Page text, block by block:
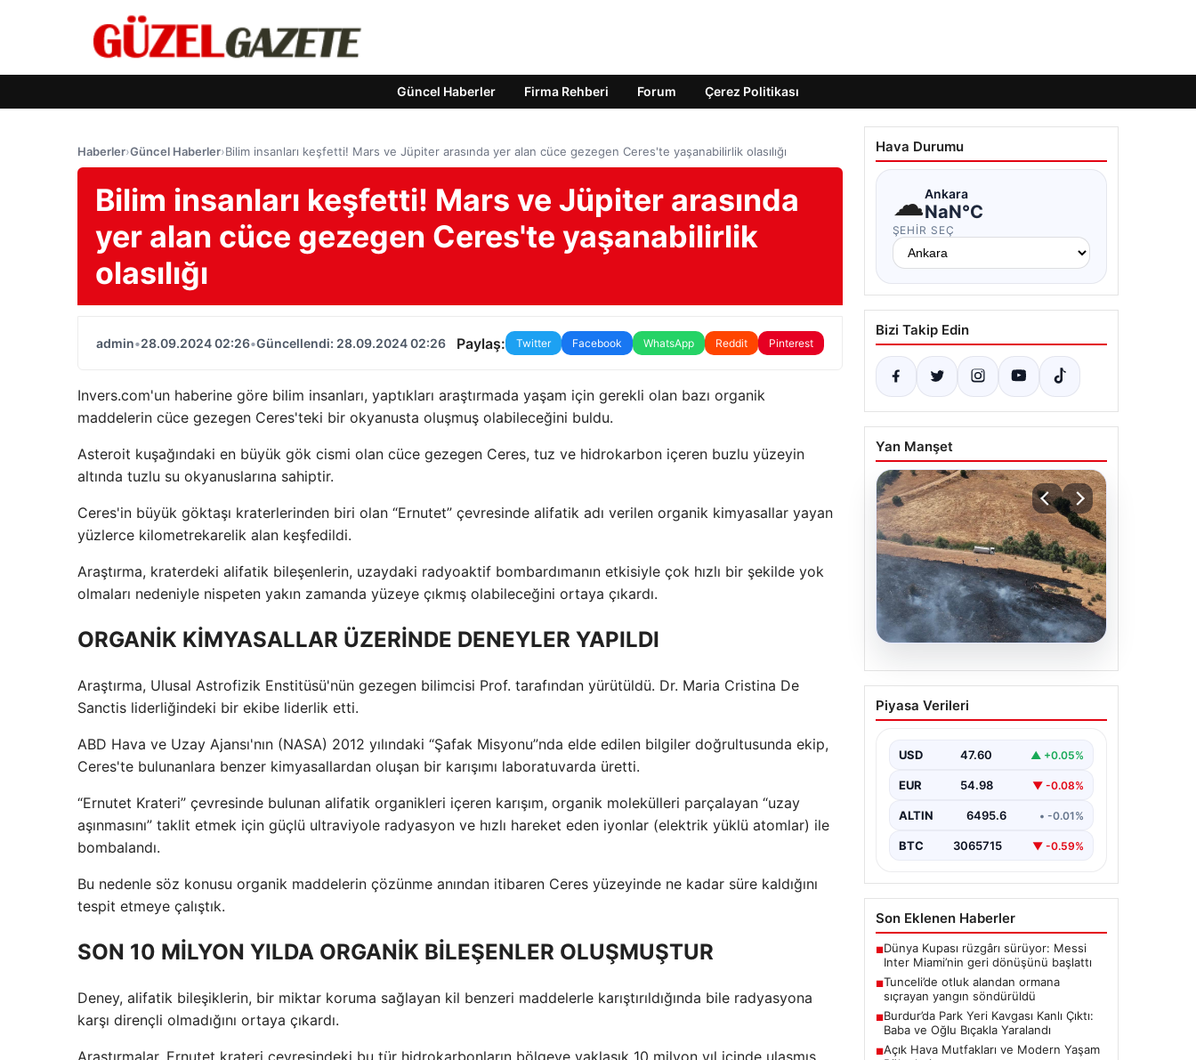
Güncel Haberler Firma Rehberi Forum Çerez Politikası
Haberler›Güncel Haberler›Bilim insanları keşfetti! Mars ve Jüpiter arasında yer alan cüce gezegen Ceres'te yaşanabilirlik olasılığı
Bilim insanları keşfetti! Mars ve Jüpiter arasında
yer alan cüce gezegen Ceres'te yaşanabilirlik
olasılığı
admin•28.09.2024 02:26•Güncellendi: 28.09.2024 02:26 Paylaş: Twitter Facebook WhatsApp Reddit Pinterest
Invers.com'un haberine göre bilim insanları, yaptıkları araştırmada yaşam için gerekli olan bazı organik
maddelerin cüce gezegen Ceres'teki bir okyanusta oluşmuş olabileceğini buldu.
Asteroit kuşağındaki en büyük gök cismi olan cüce gezegen Ceres, tuz ve hidrokarbon içeren buzlu yüzeyin
altında tuzlu su okyanuslarına sahiptir.
Ceres'in büyük göktaşı kraterlerinden biri olan “Ernutet” çevresinde alifatik adı verilen organik kimyasallar yayan
yüzlerce kilometrekarelik alan keşfedildi.
Araştırma, kraterdeki alifatik bileşenlerin, uzaydaki radyoaktif bombardımanın etkisiyle çok hızlı bir şekilde yok
olmaları nedeniyle nispeten yakın zamanda yüzeye çıkmış olabileceğini ortaya çıkardı.
ORGANİK KİMYASALLAR ÜZERİNDE DENEYLER YAPILDI
Araştırma, Ulusal Astrofizik Enstitüsü'nün gezegen bilimcisi Prof. tarafından yürütüldü. Dr. Maria Cristina De
Sanctis liderliğindeki bir ekibe liderlik etti.
ABD Hava ve Uzay Ajansı'nın (NASA) 2012 yılındaki “Şafak Misyonu”nda elde edilen bilgiler doğrultusunda ekip,
Ceres'te bulunanlara benzer kimyasallardan oluşan bir karışımı laboratuvarda üretti.
“Ernutet Krateri” çevresinde bulunan alifatik organikleri içeren karışım, organik molekülleri parçalayan “uzay
aşınmasını” taklit etmek için güçlü ultraviyole radyasyon ve hızlı hareket eden iyonlar (elektrik yüklü atomlar) ile
bombalandı.
Bu nedenle söz konusu organik maddelerin çözünme anından itibaren Ceres yüzeyinde ne kadar süre kaldığını
tespit etmeye çalıştık.
SON 10 MİLYON YILDA ORGANİK BİLEŞENLER OLUŞMUŞTUR
Deney, alifatik bileşiklerin, bir miktar koruma sağlayan kil benzeri maddelerle karıştırıldığında bile radyasyona
karşı dirençli olmadığını ortaya çıkardı.
Araştırmalar, Ernutet krateri çevresindeki bu tür hidrokarbonların bölgeye yaklaşık 10 milyon yıl içinde ulaşmış
Hava Durumu
☁Ankara
NaN°C
ŞEHIR SEÇ
Bizi Takip Edin
Yan Manşet
05.08.2026
Tunceli’de otluk alandan
ormana sıçrayan yangın
Piyasa Verileri
USD 47.60 ▲ +0.05%
EUR 54.98 ▼ -0.08%
ALTIN 6495.6 • -0.01%
BTC 3065715 ▼ -0.59%
Son Eklenen Haberler
■Dünya Kupası rüzgârı sürüyor: Messi
Inter Miami’nin geri dönüşünü başlattı
■Tunceli’de otluk alandan ormana
sıçrayan yangın söndürüldü
■Burdur’da Park Yeri Kavgası Kanlı Çıktı:
Baba ve Oğlu Bıçakla Yaralandı
■Açık Hava Mutfakları ve Modern Yaşam